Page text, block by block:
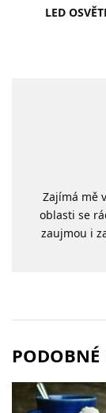
LED
Zajímá mě
oblasti se
zaujmou i
PODOBNÉ